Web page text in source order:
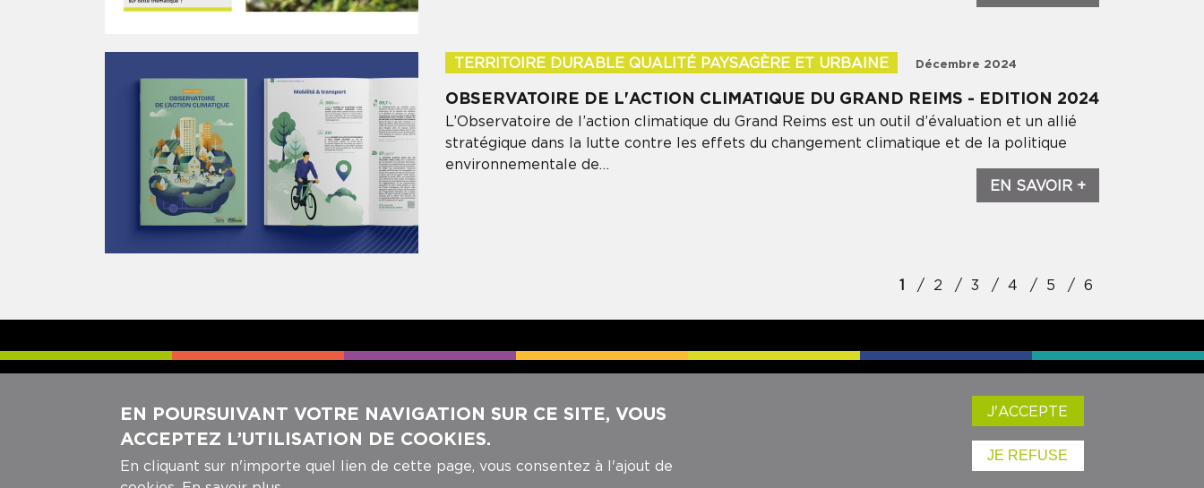
TERRITOIRE DURABLE QUALITÉ PAYSAGÈRE ET URBAINE Décembre 2024
OBSERVATOIRE DE L'ACTION CLIMATIQUE DU GRAND REIMS - EDITION 2024
L’Observatoire de l’action climatique du Grand Reims est un outil d’évaluation et un allié
stratégique dans la lutte contre les effets du changement climatique et de la politique
environnementale de…
EN SAVOIR +
1 2 3 4 5 6
REJOIGNEZ-NOUS SUR NOS RÉSEAUX SOCIAUX :
- ©audrr - 2024
EN POURSUIVANT VOTRE NAVIGATION SUR CE SITE, VOUS
ACCEPTEZ L’UTILISATION DE COOKIES.
En cliquant sur n'importe quel lien de cette page, vous consentez à l'ajout de
J'ACCEPTE
JE REFUSE